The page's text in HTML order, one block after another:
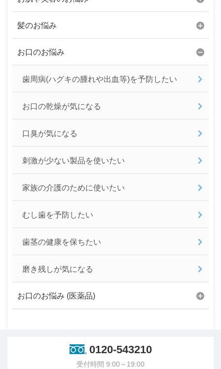
髪のお悩み
お口のお悩み
歯周病(ハグキの腫れや出血等)を予防したい
お口の乾燥が気になる
口臭が気になる
刺激が少ない製品を使いたい
家族の介護のために使いたい
むし歯を予防したい
歯茎の健康を保ちたい
磨き残しが気になる
お口のお悩み (医薬品)
0120-543210
受付時間 9:00～19:00